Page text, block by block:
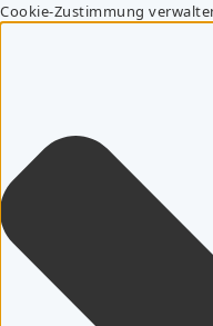
Cookie-Zustimmung